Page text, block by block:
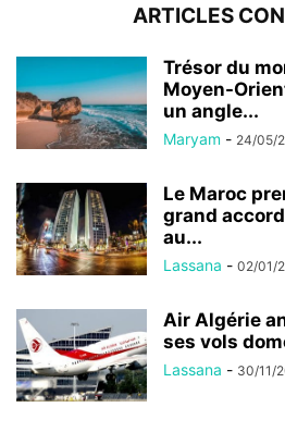
ARTICLES
Trésor du
Moyen-
un angle...
Maryam - 24/05/
Le Maroc
grand
au...
Lassana - 02/01/
Air Algérie
ses vols
Lassana - 30/11/